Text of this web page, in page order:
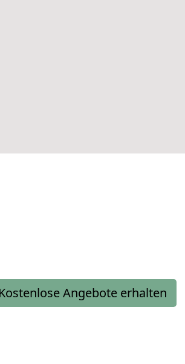
Kostenlose Angebote erhalten